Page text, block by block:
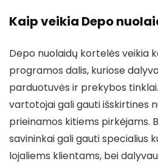
Kaip veikia Depo
Depo nuolaidų kortelės veikia
programos dalis, kuriose
parduotuvės ir prekybos
vartotojai gali gauti išskirtines
prieinamos kitiems pirkėjams.
savininkai gali gauti specialius
lojaliems klientams, bei